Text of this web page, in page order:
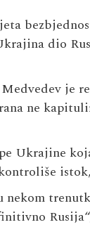
dio
je
ne
Ukrajine
nekom